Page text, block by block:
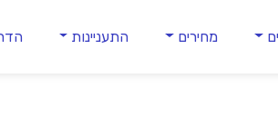
מחירים התעניינות